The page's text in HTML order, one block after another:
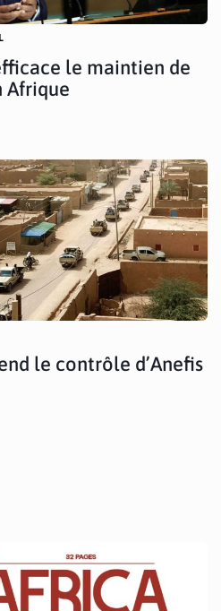
le maintien de
Afrique
le contrôle d’Anefis